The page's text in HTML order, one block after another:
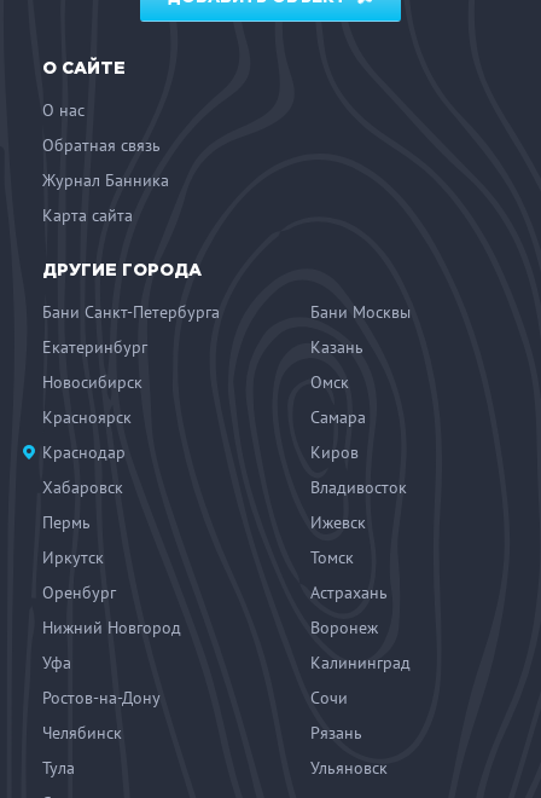
О САЙТЕ
О нас
Обратная связь
Журнал Банника
Карта сайта
ДРУГИЕ ГОРОДА
Бани Санкт-Петербурга
Бани Москвы
Екатеринбург
Казань
Новосибирск
Омск
Красноярск
Самара
Краснодар
Киров
Хабаровск
Владивосток
Пермь
Ижевск
Иркутск
Томск
Оренбург
Астрахань
Нижний Новгород
Воронеж
Уфа
Калининград
Ростов-на-Дону
Сочи
Челябинск
Рязань
Тула
Ульяновск